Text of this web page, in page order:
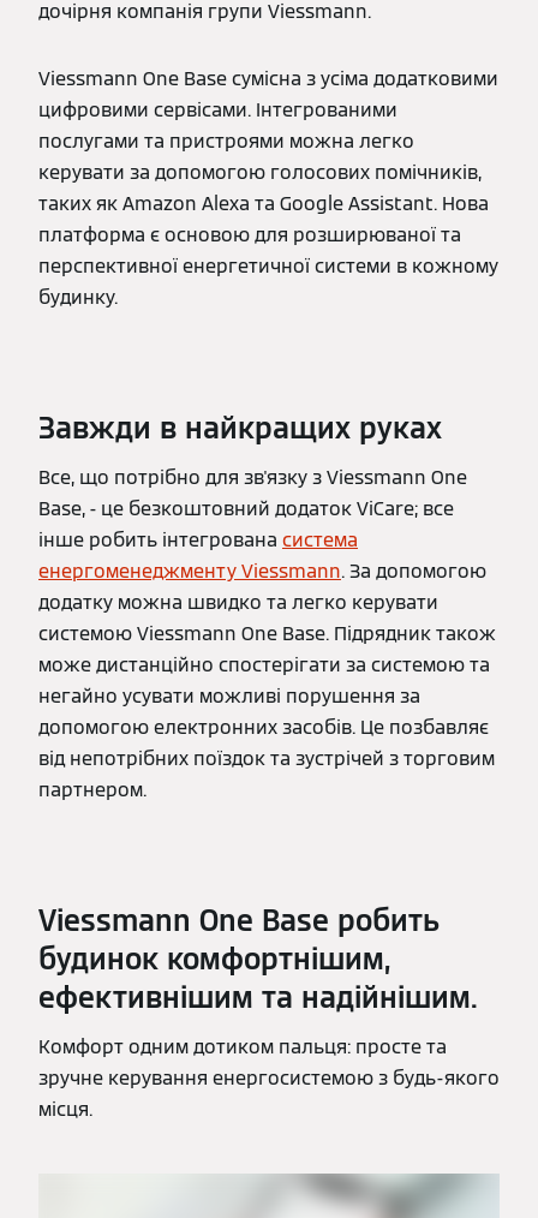
дочірня компанія групи Viessmann.
Viessmann One Base сумісна з усіма додатковими
цифровими сервісами. Інтегрованими
послугами та пристроями можна легко
керувати за допомогою голосових помічників,
таких як Amazon Alexa та Google Assistant. Нова
платформа є основою для розширюваної та
перспективної енергетичної системи в кожному
будинку.
Завжди в найкращих руках
Все, що потрібно для зв'язку з Viessmann One
Base, - це безкоштовний додаток ViCare; все
інше робить інтегрована система
енергоменеджменту Viessmann. За допомогою
додатку можна швидко та легко керувати
системою Viessmann One Base. Підрядник також
може дистанційно спостерігати за системою та
негайно усувати можливі порушення за
допомогою електронних засобів. Це позбавляє
від непотрібних поїздок та зустрічей з торговим
партнером.
Viessmann One Base робить
будинок комфортнішим,
ефективнішим та надійнішим.
Комфорт одним дотиком пальця: просте та
зручне керування енергосистемою з будь-якого
місця.